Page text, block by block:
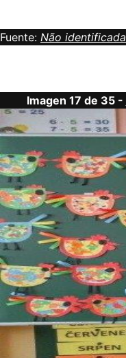
Fuente: Não identificada
Imagen 17 de 35 -